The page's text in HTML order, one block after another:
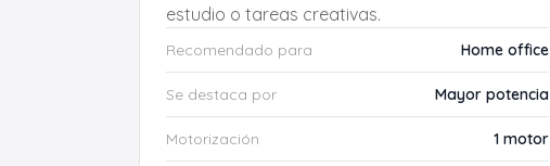
estudio o tareas creativas.
Recomendado para Home office
Se destaca por Mayor potencia
Motorización 1 motor